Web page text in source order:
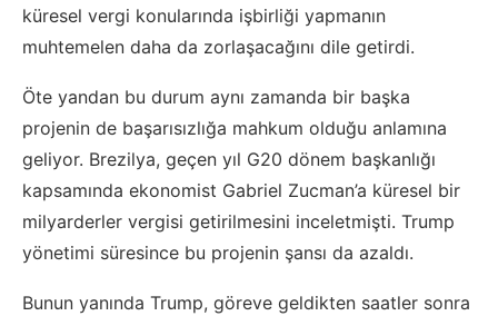
küresel vergi konularında işbirliği yapmanın
muhtemelen daha da zorlaşacağını dile getirdi.
Öte yandan bu durum aynı zamanda bir başka
projenin de başarısızlığa mahkum olduğu anlamına
geliyor. Brezilya, geçen yıl G20 dönem başkanlığı
kapsamında ekonomist Gabriel Zucman’a küresel bir
milyarderler vergisi getirilmesini inceletmişti. Trump
yönetimi süresince bu projenin şansı da azaldı.
Bunun yanında Trump, göreve geldikten saatler sonra